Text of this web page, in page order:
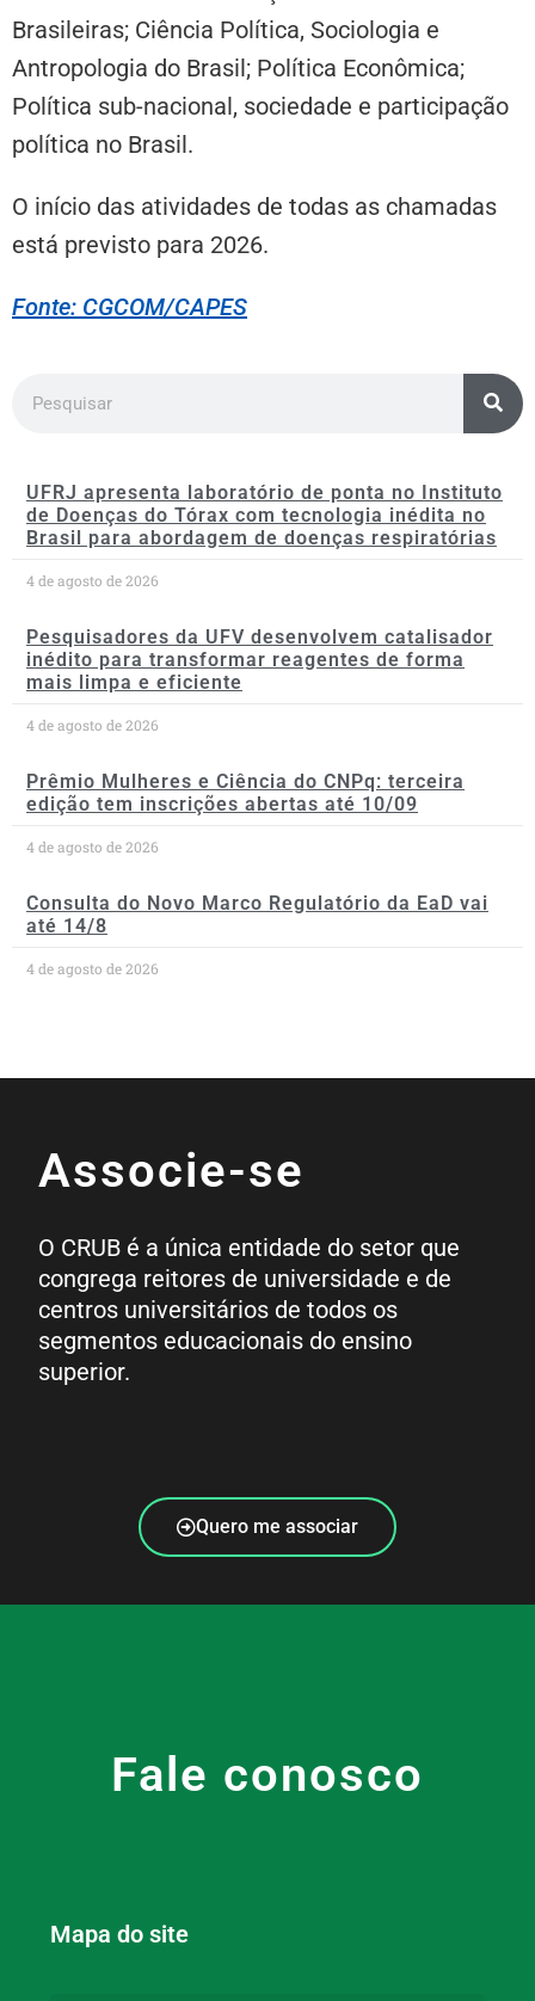
Brasileiras; Ciência Política, Sociologia e
Antropologia do Brasil; Política Econômica;
Política sub-nacional, sociedade e participação
política no Brasil.
O início das atividades de todas as chamadas
está previsto para 2026.
Fonte: CGCOM/CAPES
UFRJ apresenta laboratório de ponta no Instituto
de Doenças do Tórax com tecnologia inédita no
Brasil para abordagem de doenças respiratórias
4 de agosto de 2026
Pesquisadores da UFV desenvolvem catalisador
inédito para transformar reagentes de forma
mais limpa e eficiente
4 de agosto de 2026
Prêmio Mulheres e Ciência do CNPq: terceira
edição tem inscrições abertas até 10/09
4 de agosto de 2026
Consulta do Novo Marco Regulatório da EaD vai
até 14/8
4 de agosto de 2026
Associe-se
O CRUB é a única entidade do setor que
congrega reitores de universidade e de
centros universitários de todos os
segmentos educacionais do ensino
superior.
Quero me associar
Fale conosco
Mapa do site